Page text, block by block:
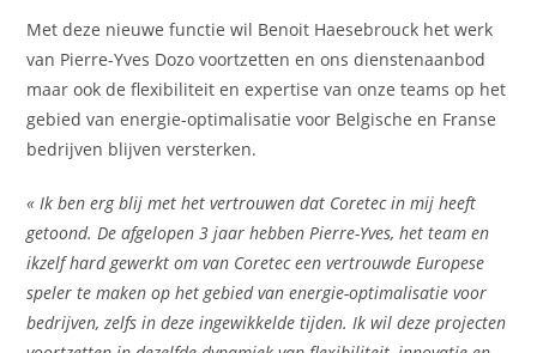
Met deze nieuwe functie wil Benoit Haesebrouck het werk
van Pierre-Yves Dozo voortzetten en ons dienstenaanbod
maar ook de flexibiliteit en expertise van onze teams op het
gebied van energie-optimalisatie voor Belgische en Franse
bedrijven blijven versterken.
« Ik ben erg blij met het vertrouwen dat Coretec in mij heeft
getoond. De afgelopen 3 jaar hebben Pierre-Yves, het team en
ikzelf hard gewerkt om van Coretec een vertrouwde Europese
speler te maken op het gebied van energie-optimalisatie voor
bedrijven, zelfs in deze ingewikkelde tijden. Ik wil deze projecten